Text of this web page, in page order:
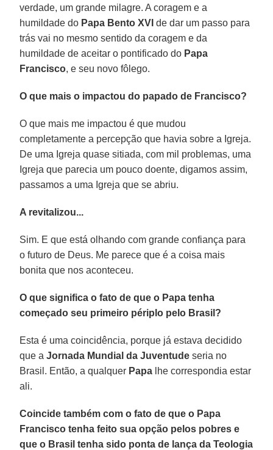
verdade, um grande milagre. A coragem e a
humildade do Papa Bento XVI de dar um passo para
trás vai no mesmo sentido da coragem e da
humildade de aceitar o pontificado do Papa
Francisco, e seu novo fôlego.
O que mais o impactou do papado de Francisco?
O que mais me impactou é que mudou
completamente a percepção que havia sobre a Igreja.
De uma Igreja quase sitiada, com mil problemas, uma
Igreja que parecia um pouco doente, digamos assim,
passamos a uma Igreja que se abriu.
A revitalizou...
Sim. E que está olhando com grande confiança para
o futuro de Deus. Me parece que é a coisa mais
bonita que nos aconteceu.
O que significa o fato de que o Papa tenha
começado seu primeiro périplo pelo Brasil?
Esta é uma coincidência, porque já estava decidido
que aJornada Mundial da Juventude seria no
Brasil. Então, a qualquer Papa lhe correspondia estar
ali.
Coincide também com o fato de que o Papa
Francisco tenha feito sua opção pelos pobres e
que o Brasil tenha sido ponta de lança da Teologia